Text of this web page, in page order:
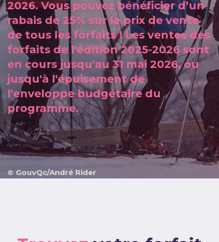
2026. Vous pouvez bénéficier d’un
rabais de 25% sur le prix de vente
de tous les forfaits ! Les ventes des
forfaits de l'édition 2025-2026 sont
en cours jusqu'au 31 mai 2026, ou
jusqu'à l'épuisement de
l'enveloppe budgétaire du
programme.
© GouvQc/André Rider